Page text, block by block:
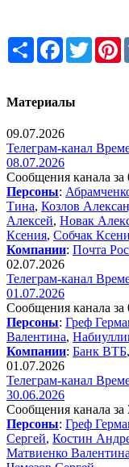
Share Facebook
Twitter
Материалы
09.07.2026
Телеграм-канал
08.07.2026
Сообщения канала за
Персоны:
Тина, Козлов
Алексей, Новак
Ксения, Собчак
Компании: Почта
02.07.2026
Телеграм-канал
01.07.2026
Сообщения канала за
Персоны: Греф
Валентина,
Компании: Банк ВТБ,
01.07.2026
Телеграм-канал
30.06.2026
Сообщения канала за
Персоны: Греф
Сергей, Костин
Матвиенко Валентина